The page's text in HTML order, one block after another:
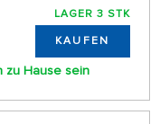
LAGER 3 STK
KAUFEN
zu Hause sein